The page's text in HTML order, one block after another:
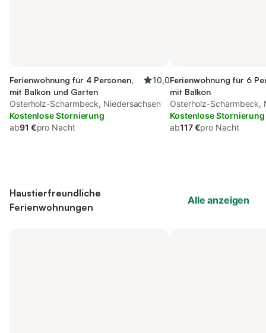
Ferienwohnung für 4 Personen,
mit Balkon und Garten
10,0
Osterholz-Scharmbeck, Niedersachsen
Kostenlose Stornierung
ab91 €pro Nacht
Ferienwohnung für 6
mit Balkon
Osterholz-Scharmbeck,
Kostenlose Stornierung
ab117 €pro Nacht
Haustierfreundliche
Ferienwohnungen
Alle anzeigen